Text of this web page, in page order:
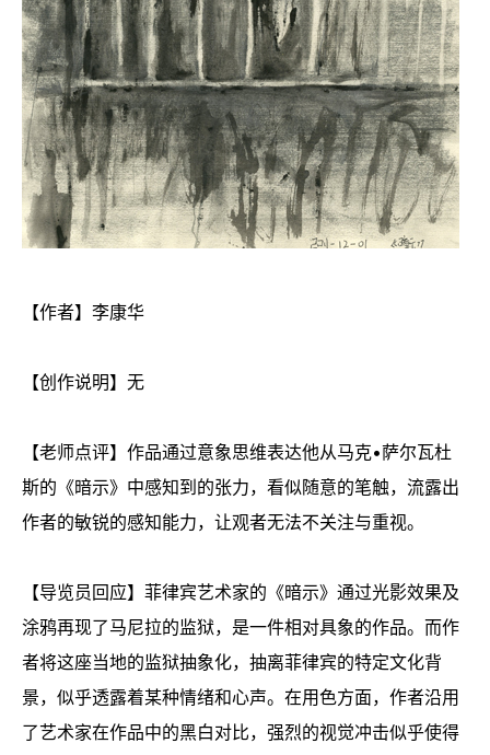
【作者】李康华
【创作说明】无
【老师点评】作品通过意象思维表达他从马克•萨尔瓦杜
斯的《暗示》中感知到的张力，看似随意的笔触，流露出
作者的敏锐的感知能力，让观者无法不关注与重视。
【导览员回应】菲律宾艺术家的《暗示》通过光影效果及
涂鸦再现了马尼拉的监狱，是一件相对具象的作品。而作
者将这座当地的监狱抽象化，抽离菲律宾的特定文化背
景，似乎透露着某种情绪和心声。在用色方面，作者沿用
了艺术家在作品中的黑白对比，强烈的视觉冲击似乎使得